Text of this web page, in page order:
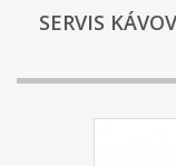
SERVIS